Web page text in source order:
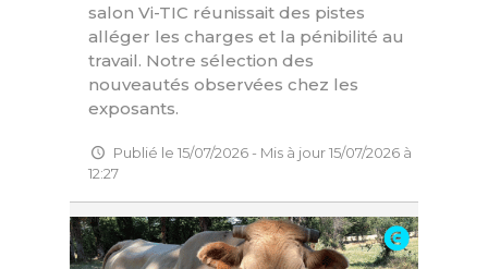
salon Vi-TIC réunissait des pistes
alléger les charges et la pénibilité au
travail. Notre sélection des
nouveautés observées chez les
exposants.
Publié le 15/07/2026 - Mis à jour 15/07/2026 à
12:27